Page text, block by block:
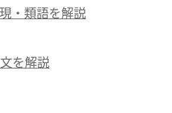
・類語を解説
を解説